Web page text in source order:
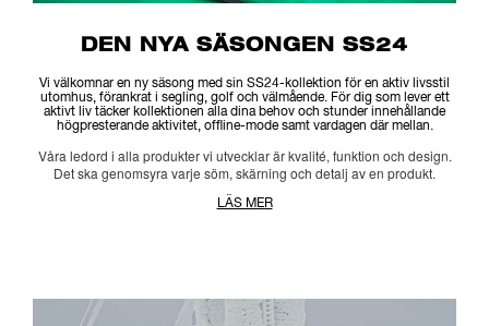
DEN NYA SÄSONGEN SS24
Vi välkomnar en ny säsong med sin SS24-kollektion för en aktiv livsstil
utomhus, förankrat i segling, golf och välmående. För dig som lever ett
aktivt liv täcker kollektionen alla dina behov och stunder innehållande
högpresterande aktivitet, offline-mode samt vardagen där mellan.
Våra ledord i alla produkter vi utvecklar är kvalité, funktion och design.
Det ska genomsyra varje söm, skärning och detalj av en produkt.
LÄS MER